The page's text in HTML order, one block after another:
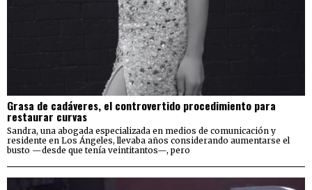
Grasa de cadáveres, el controvertido procedimiento para
restaurar curvas
Sandra, una abogada especializada en medios de comunicación y
residente en Los Ángeles, llevaba años considerando aumentarse el
busto —desde que tenía veintitantos—, pero